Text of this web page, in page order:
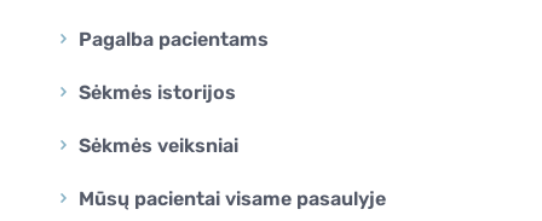
Pagalba pacientams
Sėkmės istorijos
Sėkmės veiksniai
Mūsų pacientai visame pasaulyje